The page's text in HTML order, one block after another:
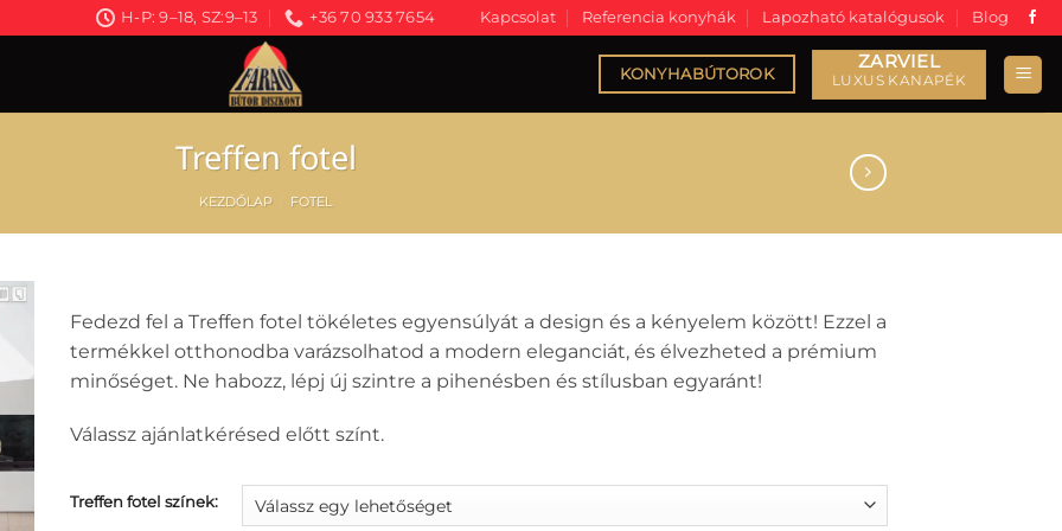
H-P: 9–18, SZ:9–13 +36 70 933 7654 Kapcsolat Referencia konyhák Lapozható katalógusok Blog
KONYHABÚTOROK
Treffen fotel
KEZDŐLAP FOTEL
Fedezd fel a Treffen fotel tökéletes egyensúlyát a design és a kényelem között! Ezzel a
termékkel otthonodba varázsolhatod a modern eleganciát, és élvezheted a prémium
minőséget. Ne habozz, lépj új szintre a pihenésben és stílusban egyaránt!
Válassz ajánlatkérésed előtt színt.
Treffen fotel színek: